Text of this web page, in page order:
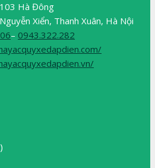
Hà Đông
Xiển, Thanh Xuân, Hà Nội
– 0943.322.282